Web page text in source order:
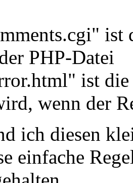
ist
PHP-Datei
ist
wenn der
ich diesen
einfache